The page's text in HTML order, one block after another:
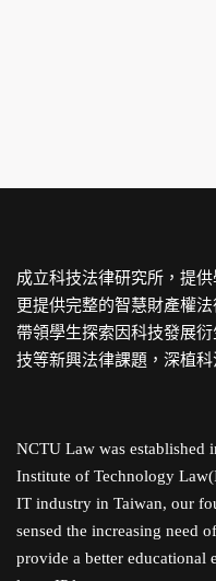
成立科技法律研究所，提
更提供完整的智慧財產權
帶領學生探索因科技發展
技等新興法律課題，深植
NCTU Law was established
Institute of Technology
IT industry in Taiwan, our
sensed the increasing need
provide a better educational